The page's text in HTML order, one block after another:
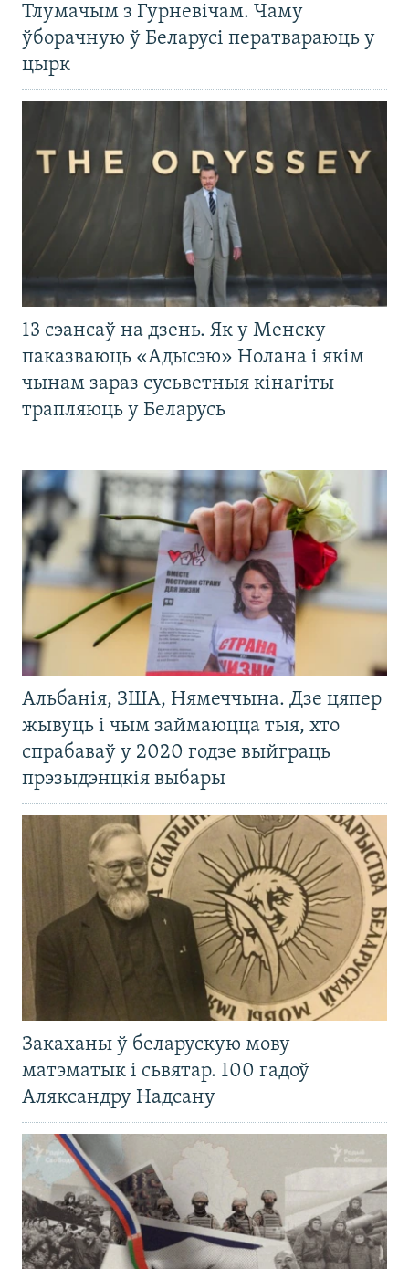
Тлумачым з Гурневічам. Чаму
ўборачную ў Беларусі ператвараюць у
цырк
13 сэансаў на дзень. Як у Менску
паказваюць «Адысэю» Нолана і якім
чынам зараз сусьветныя кінагіты
трапляюць у Беларусь
Альбанія, ЗША, Нямеччына. Дзе цяпер
жывуць і чым займаюцца тыя, хто
спрабаваў у 2020 годзе выйграць
прэзыдэнцкія выбары
Закаханы ў беларускую мову
матэматык і сьвятар. 100 гадоў
Аляксандру Надсану